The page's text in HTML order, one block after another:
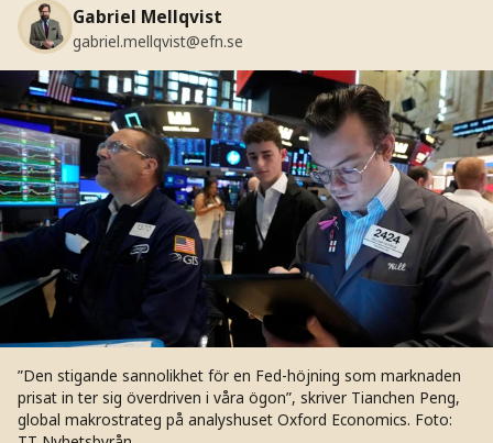
Gabriel Mellqvist
gabriel.mellqvist@efn.se
”Den stigande sannolikhet för en Fed-höjning som marknaden
prisat in ter sig överdriven i våra ögon”, skriver Tianchen Peng,
global makrostrateg på analyshuset Oxford Economics. Foto: